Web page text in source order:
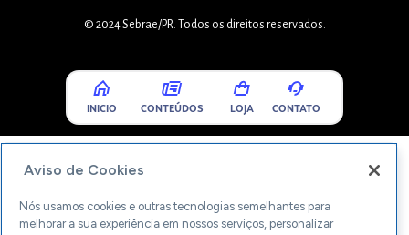
© 2024 Sebrae/PR. Todos os direitos reservados.
INICIO CONTEÚDOS LOJA CONTATO
Aviso de Cookies
Nós usamos cookies e outras tecnologias semelhantes para
melhorar a sua experiência em nossos serviços, personalizar